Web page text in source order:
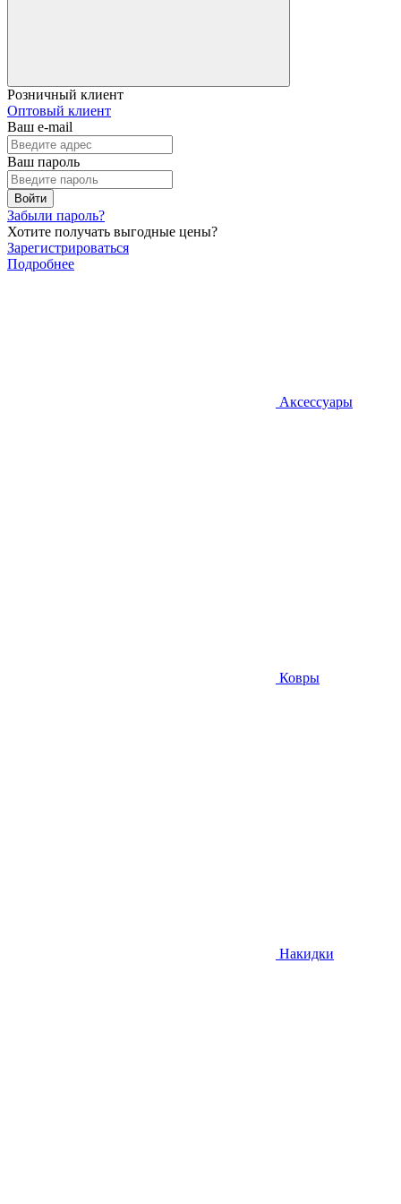
Розничный клиент
Оптовый клиент
Ваш e-mail
Ваш пароль
Войти
Забыли пароль?
Хотите получать выгодные цены?
Зарегистрироваться
Подробнее
Аксессуары
Ковры
Накидки